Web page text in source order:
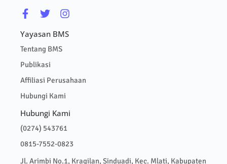
Yayasan BMS
Tentang BMS
Publikasi
Affiliasi Perusahaan
Hubungi Kami
Hubungi Kami
(0274) 543761
0815-7552-0823
Jl. Arimbi No.1, Kragilan, Sinduadi, Kec. Mlati, Kabupaten